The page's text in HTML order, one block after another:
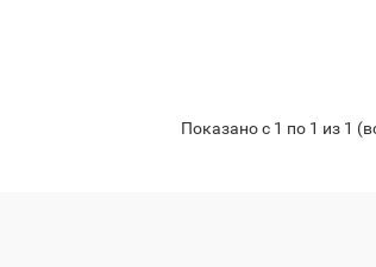
Показано с 1 по 1 из 1